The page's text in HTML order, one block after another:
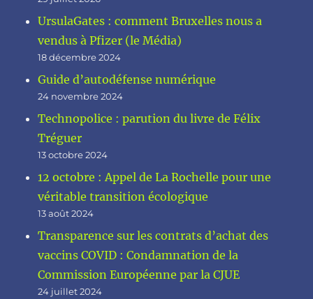
UrsulaGates : comment Bruxelles nous a
vendus à Pfizer (le Média)
18 décembre 2024
Guide d’autodéfense numérique
24 novembre 2024
Technopolice : parution du livre de Félix
Tréguer
13 octobre 2024
12 octobre : Appel de La Rochelle pour une
véritable transition écologique
13 août 2024
Transparence sur les contrats d’achat des
vaccins COVID : Condamnation de la
Commission Européenne par la CJUE
24 juillet 2024